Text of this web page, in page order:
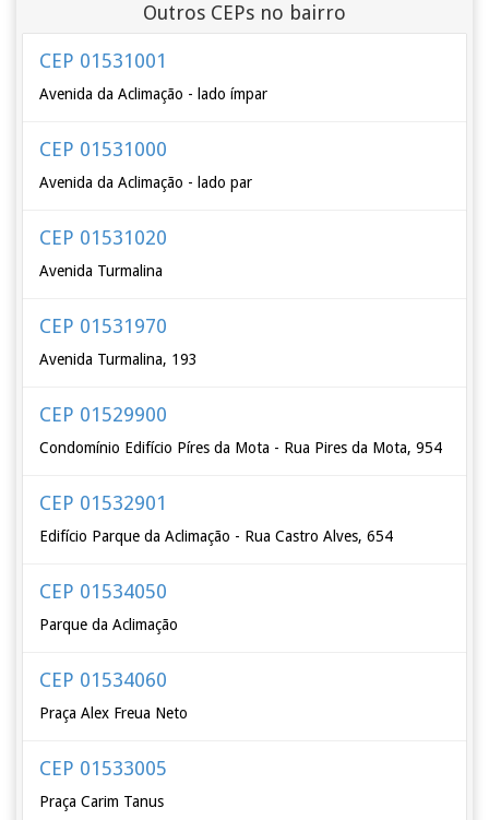
Outros CEPs no bairro
CEP 01531001
Avenida da Aclimação - lado ímpar
CEP 01531000
Avenida da Aclimação - lado par
CEP 01531020
Avenida Turmalina
CEP 01531970
Avenida Turmalina, 193
CEP 01529900
Condomínio Edifício Píres da Mota - Rua Pires da Mota, 954
CEP 01532901
Edifício Parque da Aclimação - Rua Castro Alves, 654
CEP 01534050
Parque da Aclimação
CEP 01534060
Praça Alex Freua Neto
CEP 01533005
Praça Carim Tanus